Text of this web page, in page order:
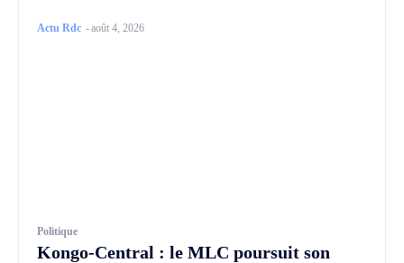
Actu Rdc -août 4, 2026
Politique
Kongo-Central : le MLC poursuit son